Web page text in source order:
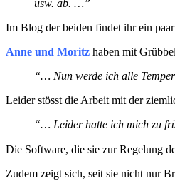
usw. ab. …”
Im Blog der beiden findet ihr ein
Anne und Moritz haben mit
“… Nun werde ich alle
Leider stösst die Arbeit mit der
“… Leider hatte ich mich zu
Die Software, die sie zur Regelung
Zudem zeigt sich, seit sie nicht nur